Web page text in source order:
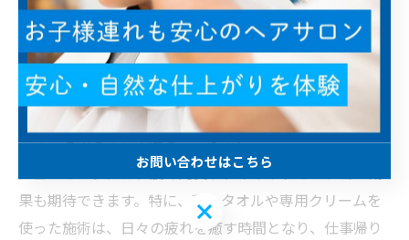
理容院で受けるシェービングは、自宅では味わえない特
別な体験です。プロによる丁寧なシェービングは、肌へ
の負担を最小限に抑えつつ、顔全体をすっきりと整えま
す。広島県江田島市の理容院でも、多くの男性がこのサ
ービスを楽しみに来店しています。
シェービングには、肌の角質ケアやリラクゼーション効
果も期待できます。特に、蒸しタオルや専用クリームを
使った施術は、日々の疲れを癒す時間となり、仕事帰り
お問い合わせはこちら
お問い合わせはこちら